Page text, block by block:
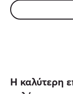
Η καλύτερη